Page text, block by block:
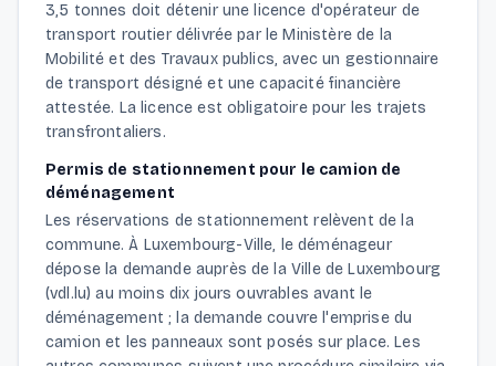
3,5 tonnes doit détenir une licence d'opérateur de
transport routier délivrée par le Ministère de la
Mobilité et des Travaux publics, avec un gestionnaire
de transport désigné et une capacité financière
attestée. La licence est obligatoire pour les trajets
transfrontaliers.
Permis de stationnement pour le camion de
déménagement
Les réservations de stationnement relèvent de la
commune. À Luxembourg-Ville, le déménageur
dépose la demande auprès de la Ville de Luxembourg
(vdl.lu) au moins dix jours ouvrables avant le
déménagement ; la demande couvre l'emprise du
camion et les panneaux sont posés sur place. Les